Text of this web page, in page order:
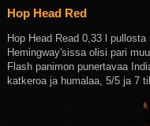
Hop Head Red
Hop Head Read 0,33 l
Hemingway'sissa olisi pari
Flash panimon punertavaa
katkeroa ja humalaa, 5/5 ja 7